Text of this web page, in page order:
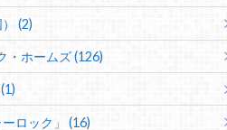
(2)
・ホームズ (126)
ロック」 (16)